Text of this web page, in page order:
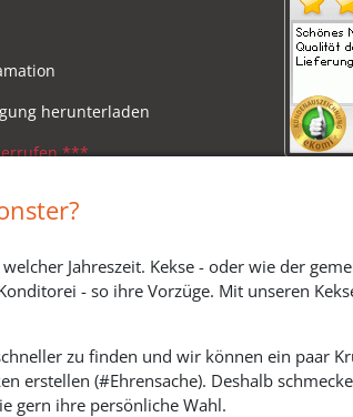
herunterladen
***
& Zahlungsmodi
Jahreszeit. Kekse - oder wie der
- so ihre Vorzüge. Mit unseren
zu finden und wir können ein paar
erstellen (#Ehrensache). Deshalb
gern ihre persönliche Wahl.